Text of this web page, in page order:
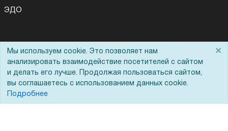
ЭДО
Помощь
Вопрос-ответ
Реквизиты
Гарантии и возврат
Мы используем cookie. Это позволяет нам
анализировать взаимодействие посетителей с сайтом
и делать его лучше. Продолжая пользоваться сайтом,
вы соглашаетесь с использованием данных cookie.
Подробнее
×
Для Вас доступно эксклюзивное приложение при
заказе этого товара
Получить скидку Не показывать